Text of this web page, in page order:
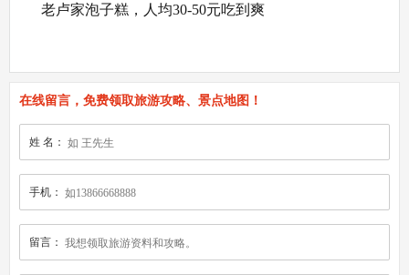
老卢家泡子糕，人均30-50元吃到爽
在线留言，免费领取旅游攻略、景点地图！
姓 名：
手机：
留言：